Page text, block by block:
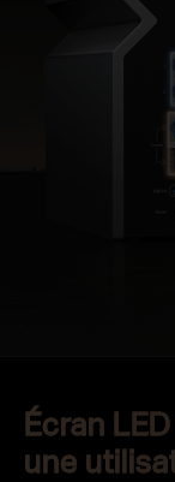
Écran
une